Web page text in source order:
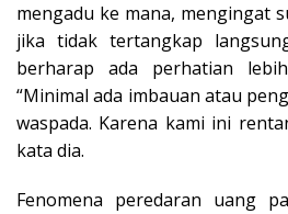
mengadu ke mana, mengingat
jika tidak tertangkap
berharap ada perhatian
“Minimal ada imbauan atau
waspada. Karena kami ini
kata dia.
Fenomena peredaran uang